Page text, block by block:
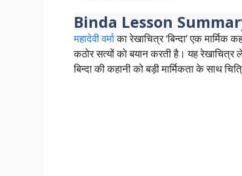
Binda Lesson
महादेवी वर्माका रेखाचित्र ‘बिन्दा’ एक
कठोर सत्यों को बयान करती है। यह
बिन्दा की कहानी को बड़ी मार्मिकता के साथ